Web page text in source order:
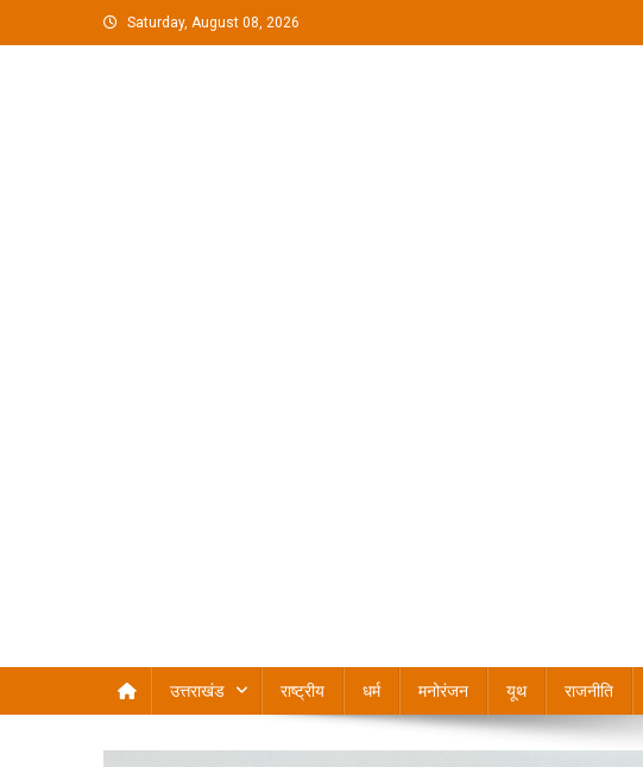
to
Saturday, August 08, 2026
उत्तराखंड राष्ट्रीय धर्म मनोरंजन यूथ राजनीति